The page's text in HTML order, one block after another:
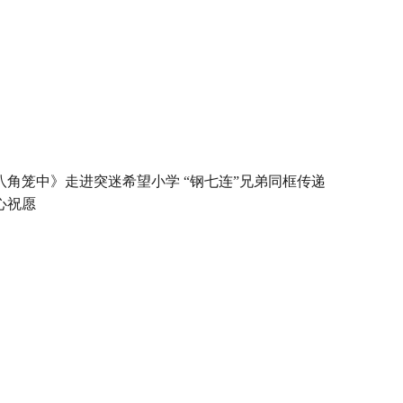
角笼中》走进突迷希望小学 “钢七连”兄弟同框传递
祝愿